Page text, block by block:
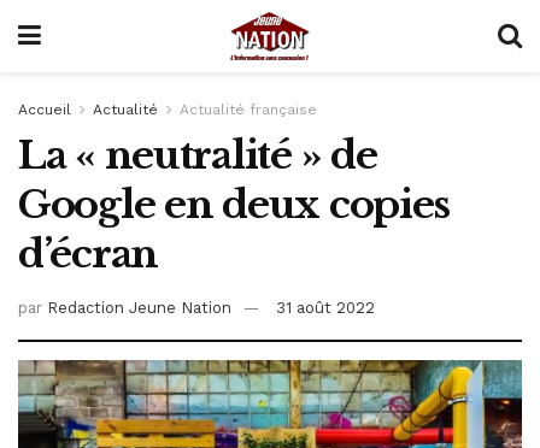
Accueil Actualité Actualité française
La « neutralité » de
Google en deux copies
d’écran
par Redaction Jeune Nation 31 août 2022